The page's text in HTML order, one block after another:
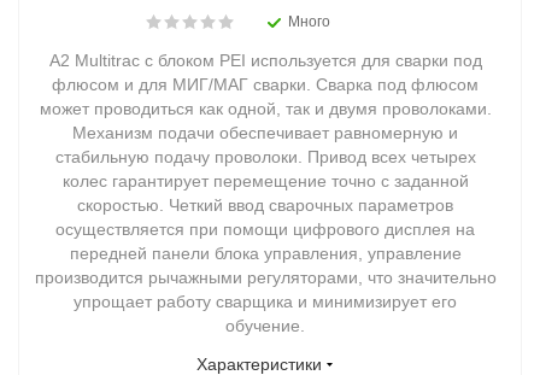
Много
А2 Multitrac с блоком PEI используется для сварки под
флюсом и для МИГ/МАГ сварки. Сварка под флюсом
может проводиться как одной, так и двумя проволоками.
Механизм подачи обеспечивает равномерную и
стабильную подачу проволоки. Привод всех четырех
колес гарантирует перемещение точно с заданной
скоростью. Четкий ввод сварочных параметров
осуществляется при помощи цифрового дисплея на
передней панели блока управления, управление
производится рычажными регуляторами, что значительно
упрощает работу сварщика и минимизирует его
обучение.
Характеристики